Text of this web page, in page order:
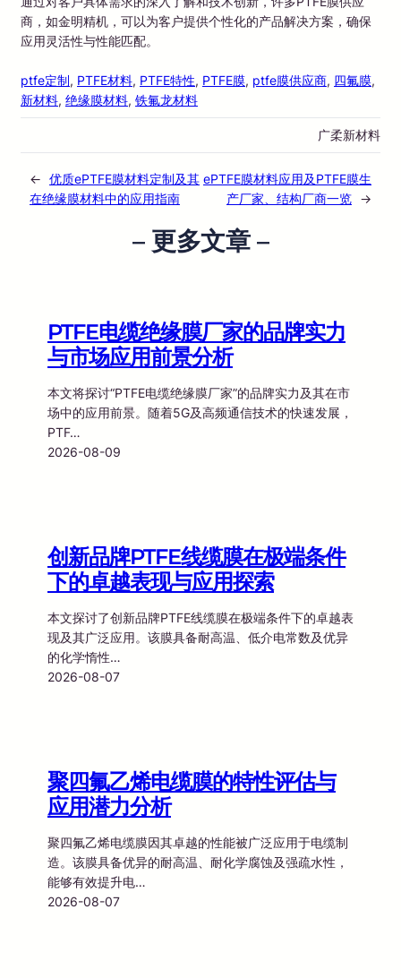
商，如金明精机，可以为客户提供个性化的产品解决方案，确保
应用灵活性与性能匹配。
ptfe定制, PTFE材料, PTFE特性, PTFE膜, ptfe膜供应商, 四氟膜
新材料, 绝缘膜材料, 铁氟龙材料
广柔新材料
← 优质ePTFE膜材料定制及其
在绝缘膜材料中的应用指南
ePTFE膜材料应用及PTFE膜生
产厂家、结构厂商一览 →
– 更多文章 –
PTFE电缆绝缘膜厂家的品牌实力
与市场应用前景分析
本文将探讨“PTFE电缆绝缘膜厂家”的品牌实力及其在市
场中的应用前景。随着5G及高频通信技术的快速发展，
PTF…
2026-08-09
创新品牌PTFE线缆膜在极端条件
下的卓越表现与应用探索
本文探讨了创新品牌PTFE线缆膜在极端条件下的卓越表
现及其广泛应用。该膜具备耐高温、低介电常数及优异
的化学惰性…
2026-08-07
聚四氟乙烯电缆膜的特性评估与
应用潜力分析
聚四氟乙烯电缆膜因其卓越的性能被广泛应用于电缆制
造。该膜具备优异的耐高温、耐化学腐蚀及强疏水性，
能够有效提升电…
2026-08-07